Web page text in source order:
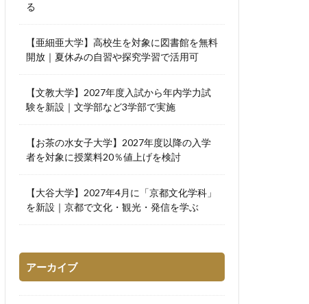
る
【亜細亜大学】高校生を対象に図書館を無料
開放｜夏休みの自習や探究学習で活用可
【文教大学】2027年度入試から年内学力試
験を新設｜文学部など3学部で実施
【お茶の水女子大学】2027年度以降の入学
者を対象に授業料20％値上げを検討
【大谷大学】2027年4月に「京都文化学科」
を新設｜京都で文化・観光・発信を学ぶ
アーカイブ